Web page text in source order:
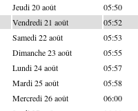
Jeudi 20 août 05:50
Vendredi 21 août 05:52
Samedi 22 août 05:53
Dimanche 23 août 05:55
Lundi 24 août 05:57
Mardi 25 août 05:58
Mercredi 26 août 06:00